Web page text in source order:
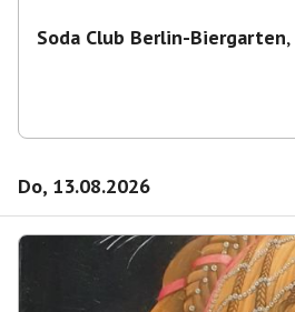
Soda Club Berlin-Biergarten,
Do, 13.08.2026